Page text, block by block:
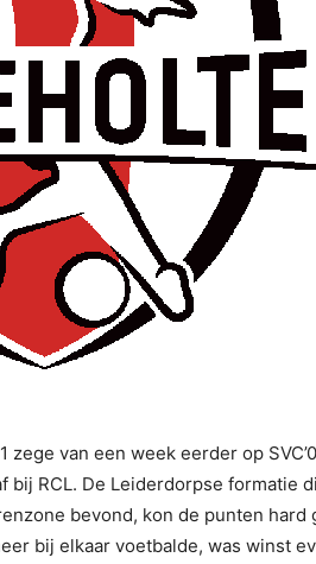
zege van een week eerder op
bij RCL. De Leiderdorpse formatie
bevond, kon de punten hard
bij elkaar voetbalde, was winst